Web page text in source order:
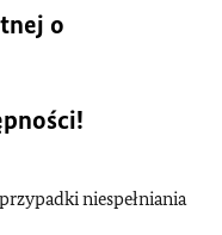
o
niespełniania